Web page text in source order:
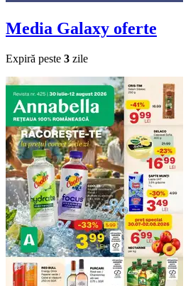
Media Galaxy oferte
Expiră peste 3 zile